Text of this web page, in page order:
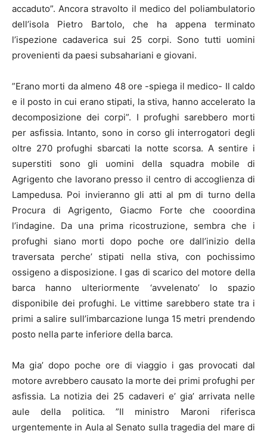
accaduto”. Ancora stravolto il medico del poliambulatorio
dell’isola Pietro Bartolo, che ha appena terminato
l’ispezione cadaverica sui 25 corpi. Sono tutti uomini
provenienti da paesi subsahariani e giovani.
”Erano morti da almeno 48 ore -spiega il medico- Il caldo
e il posto in cui erano stipati, la stiva, hanno accelerato la
decomposizione dei corpi”. I profughi sarebbero morti
per asfissia. Intanto, sono in corso gli interrogatori degli
oltre 270 profughi sbarcati la notte scorsa. A sentire i
superstiti sono gli uomini della squadra mobile di
Agrigento che lavorano presso il centro di accoglienza di
Lampedusa. Poi invieranno gli atti al pm di turno della
Procura di Agrigento, Giacmo Forte che cooordina
l’indagine. Da una prima ricostruzione, sembra che i
profughi siano morti dopo poche ore dall’inizio della
traversata perche’ stipati nella stiva, con pochissimo
ossigeno a disposizione. I gas di scarico del motore della
barca hanno ulteriormente ‘avvelenato’ lo spazio
disponibile dei profughi. Le vittime sarebbero state tra i
primi a salire sull’imbarcazione lunga 15 metri prendendo
posto nella parte inferiore della barca.
Ma gia’ dopo poche ore di viaggio i gas provocati dal
motore avrebbero causato la morte dei primi profughi per
asfissia. La notizia dei 25 cadaveri e’ gia’ arrivata nelle
aule della politica. ”Il ministro Maroni riferisca
urgentemente in Aula al Senato sulla tragedia del mare di